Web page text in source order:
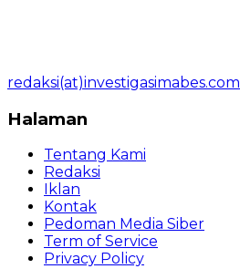
redaksi(at)investigasimabes.com
Halaman
Tentang Kami
Redaksi
Iklan
Kontak
Pedoman Media Siber
Term of Service
Privacy Policy